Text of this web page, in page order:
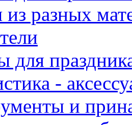
разных
для
-
и